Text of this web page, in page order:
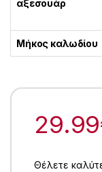
αξεσουάρ
Μήκος καλωδίου
29.99
Θέλετε